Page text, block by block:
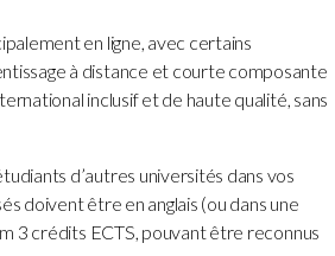
en ligne, avec certains
à distance et courte composante
inclusif et de haute qualité, sans
d’autres universités dans vos
doivent être en anglais (ou dans une
3 crédits ECTS, pouvant être reconnus